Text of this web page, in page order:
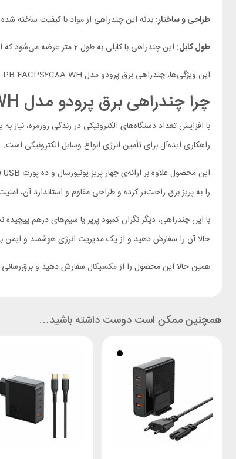
طراحی و ساختار: بدنه این چندراهی از مواد با کیفیت ساخته
طول کابل: این چندراهی با کابلی به طول 2 متر عرضه می‌شود که انعطاف‌پذیری و دسترسی آسان به پریزهای دورتر را فراهم می‌کند.
این ویژگی‌ها، چندراهی برق پرودو مدل Porodo PB-4ACPS2C8A-WH را به انتخابی مناسب برای کاربرانی تبدیل می‌کند که به دنبال یک چندراهی با کیفیت و قابلیت‌های متنوع هستند.
چرا چند‌را‌هی‌ بر‌ق ‌پر‌و‌دو ‌مد‌ل ‌PB-4ACPS2‌C‌8‌A-‌W‌H را خریداری کنیم؟
راهکاری ایده‌آل برای تأمین انرژی انواع وسایل الکترونیکی است.
را به پریز برق راحت‌تر کرده و طراحی مقاوم و استاندارد آن،
با این چندراهی، دیگر نگران کمبود پریز یا سیم‌های درهم‌
حالا آن را سفارش دهید و از یک مدیریت انرژی هوشمند و ایمن
همین حالا این محصول را ازمکسیکال سفارش دهید و برق‌رسانی
همچنین ممکن است دوست داشته باشید…